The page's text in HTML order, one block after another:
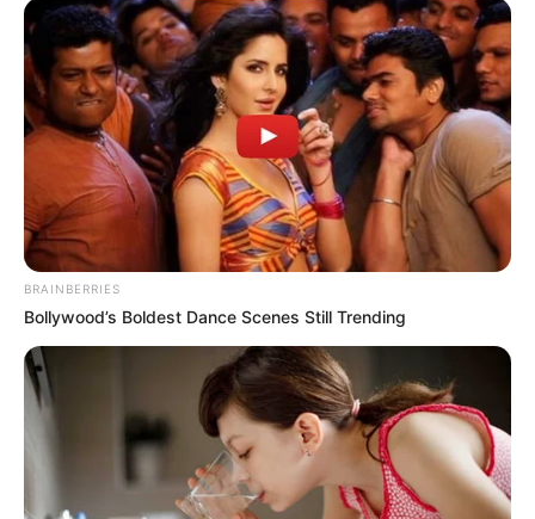
seru untuk ditonton? Ini dia 5 film yang siap membuat liburan
kamu makin seru aladailysia.
1. Spider-Man: Into the Spider-Verser
BRAINBERRIES
Bollywood’s Boldest Dance Scenes Still Trending